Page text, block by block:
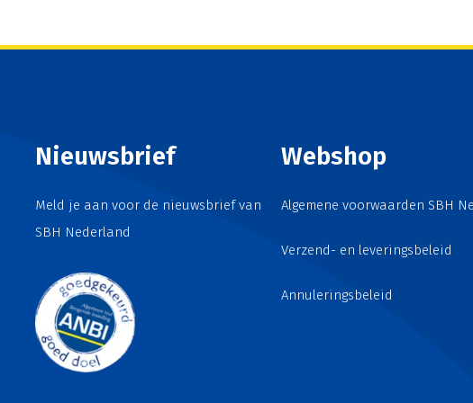
Nieuwsbrief
Meld je aan voor de nieuwsbrief van
SBH Nederland
Webshop
Algemene voorwaarden SBH
Verzend- en leveringsbeleid
Annuleringsbeleid